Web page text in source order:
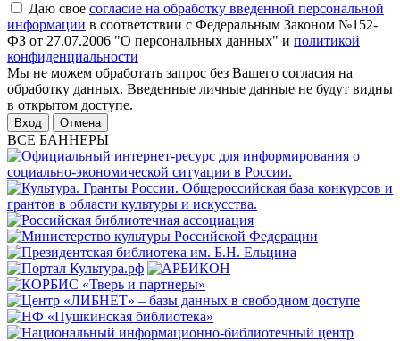
Даю свое согласие на обработку введенной персональной
информации в соответствии с Федеральным Законом №152-
ФЗ от 27.07.2006 "О персональных данных" и политикой
конфиденциальности
Мы не можем обработать запрос без Вашего согласия на
обработку данных. Введенные личные данные не будут видны
в открытом доступе.
Отмена
ВСЕ БАННЕРЫ